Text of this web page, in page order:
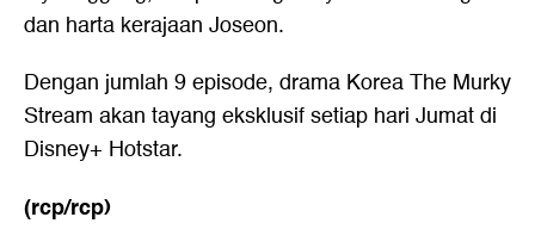
dan harta kerajaan Joseon.
Dengan jumlah 9 episode, drama Korea The Murky
Stream akan tayang eksklusif setiap hari Jumat di
Disney+ Hotstar.
(rcp/rcp)